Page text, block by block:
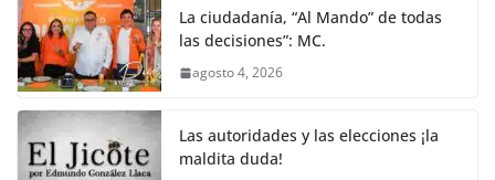
La ciudadanía, “Al Mando” de todas
las decisiones”: MC.
agosto 4, 2026
Las autoridades y las elecciones ¡la
maldita duda!